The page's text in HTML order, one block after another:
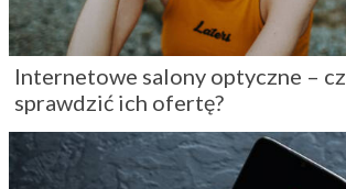
Internetowe salony optyczne –
sprawdzić ich ofertę?